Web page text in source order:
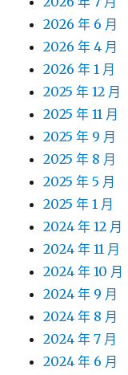
2026 年 6 月
2026 年 4 月
2026 年 1 月
2025 年 12 月
2025 年 11 月
2025 年 9 月
2025 年 8 月
2025 年 5 月
2025 年 1 月
2024 年 12 月
2024 年 11 月
2024 年 10 月
2024 年 9 月
2024 年 8 月
2024 年 7 月
2024 年 6 月